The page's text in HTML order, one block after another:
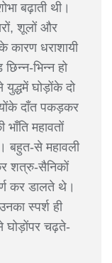
बढ़ाती थी।
शूलों और
धराशायी
भिन्न हो
घोड़ोंके दो
दाँत पकड़कर
महावतों
बहुत-से महावली
शत्रु-सैनिकों
कर डालते थे।
स्पर्श ही
घोड़ोंपर चढ़ते-